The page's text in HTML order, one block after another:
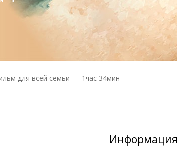
для всей семьи 1час 34мин
Информация